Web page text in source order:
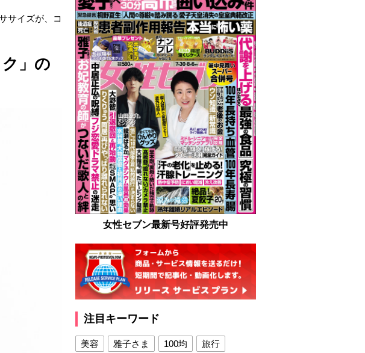
サイズが、コ
」の
女性セブン最新号好評発売中
注目キーワード
美容 雅子さま 100均
旅行